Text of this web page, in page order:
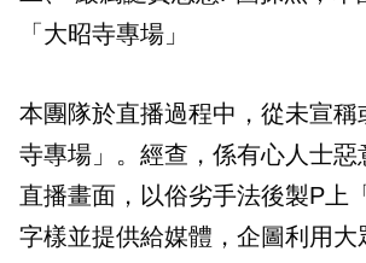
「大昭寺專場」
本團隊於直播過程中，從未宣稱
寺專場」。經查，係有心人士惡
直播畫面，以俗劣手法後製P上
字樣並提供給媒體，企圖利用大